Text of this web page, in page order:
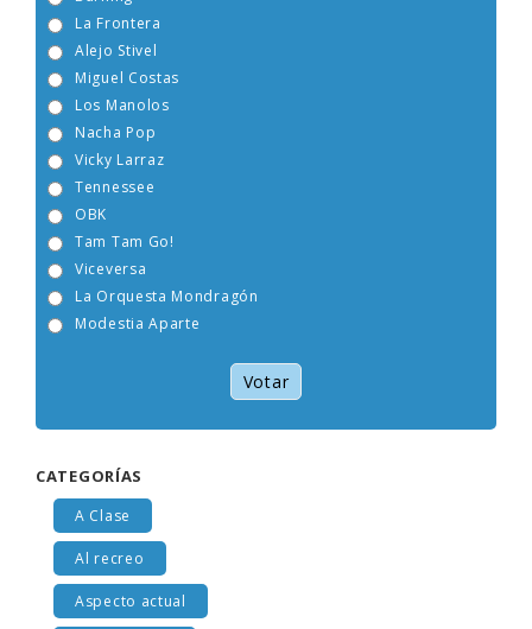
Burning
Alejo Stivel
Miguel Costas
Nacha Pop
Vicky Larraz
La Orquesta Mondragón
Modestia Aparte
Votar
A Clase
Al recreo
Aspecto actual